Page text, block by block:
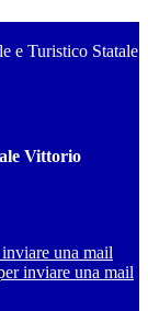
e Turistico Statale
Vittorio
una mail
inviare una mail